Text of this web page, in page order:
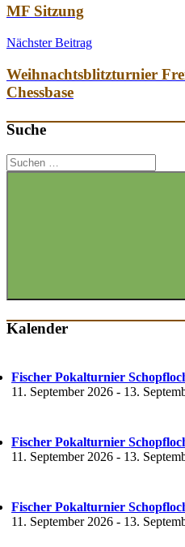
MF Sitzung
Nächster Beitrag
Weihnachtsblitzturnier
Chessbase
Suche
Suchen
nach:
Suchen
Kalender
Fischer Pokalturnier
11. September 2026 - 13.
Fischer Pokalturnier
11. September 2026 - 13.
Fischer Pokalturnier
11. September 2026 - 13.